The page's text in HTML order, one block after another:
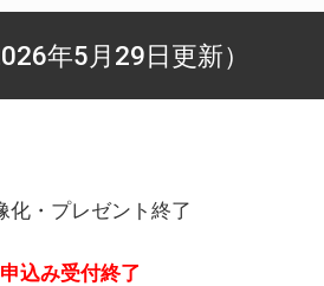
年5月29日更新）
化・プレゼント終了
込み受付終了